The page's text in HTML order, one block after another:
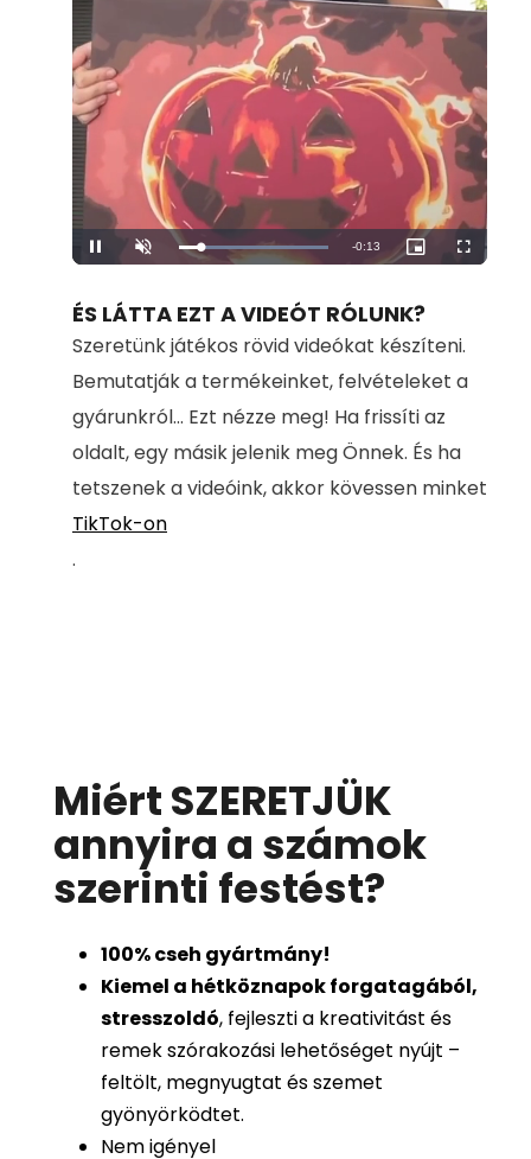
Pause Unmute Loaded:
100.00%
Remaining
-0:12
Picture-
in-
Fullscreen
ÉS LÁTTA EZT A VIDEÓT RÓLUNK?
Szeretünk játékos rövid videókat készíteni.
Bemutatják a termékeinket, felvételeket a
gyárunkról... Ezt nézze meg! Ha frissíti az
oldalt, egy másik jelenik meg Önnek. És ha
tetszenek a videóink, akkor kövessen minket
TikTok-on
.
Miért SZERETJÜK
annyira a számok
szerinti festést?
100%cseh gyártmány!
Kiemel a hétköznapok forgatagából,
stresszoldó, fejleszti a kreativitást és
remek szórakozási lehetőséget nyújt –
feltölt, megnyugtat és szemet
gyönyörködtet.
Nem igényel